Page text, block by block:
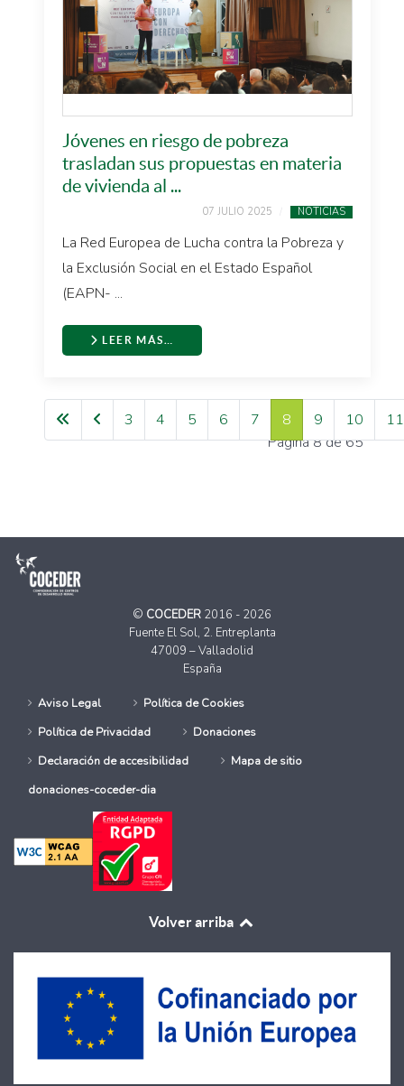
Jóvenes en riesgo de pobreza
trasladan sus propuestas en materia
de vivienda al ...
07 JULIO 2025 NOTICIAS
La Red Europea de Lucha contra la Pobreza y
la Exclusión Social en el Estado Español
(EAPN- ...
LEER MÁS…
Página 8 de 65
3 4 5 6 7 8 9 10 11
© COCEDER 2016 - 2026
Fuente El Sol, 2. Entreplanta
47009 – Valladolid
España
Aviso Legal
Política de Cookies
Política de Privacidad
Donaciones
Declaración de accesibilidad
Mapa de sitio
donaciones-coceder-dia
Volver arriba